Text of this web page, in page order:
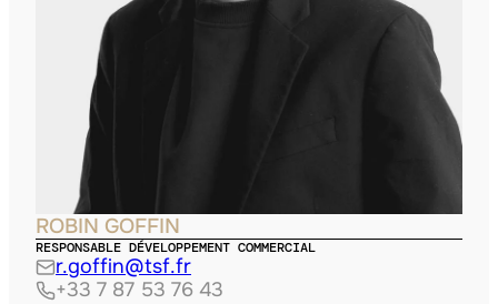
ROBIN GOFFIN
RESPONSABLE DÉVELOPPEMENT COMMERCIAL
r.goffin@tsf.fr
+33 7 87 53 76 43